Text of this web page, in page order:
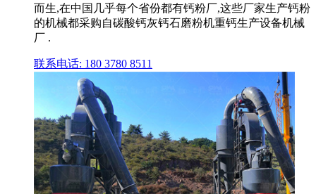
而生,在中国几乎每个省份都有钙粉厂,这些厂家生产钙粉
的机械都采购自碳酸钙灰钙石磨粉机重钙生产设备机械
厂 .
联系电话: 180 3780 8511